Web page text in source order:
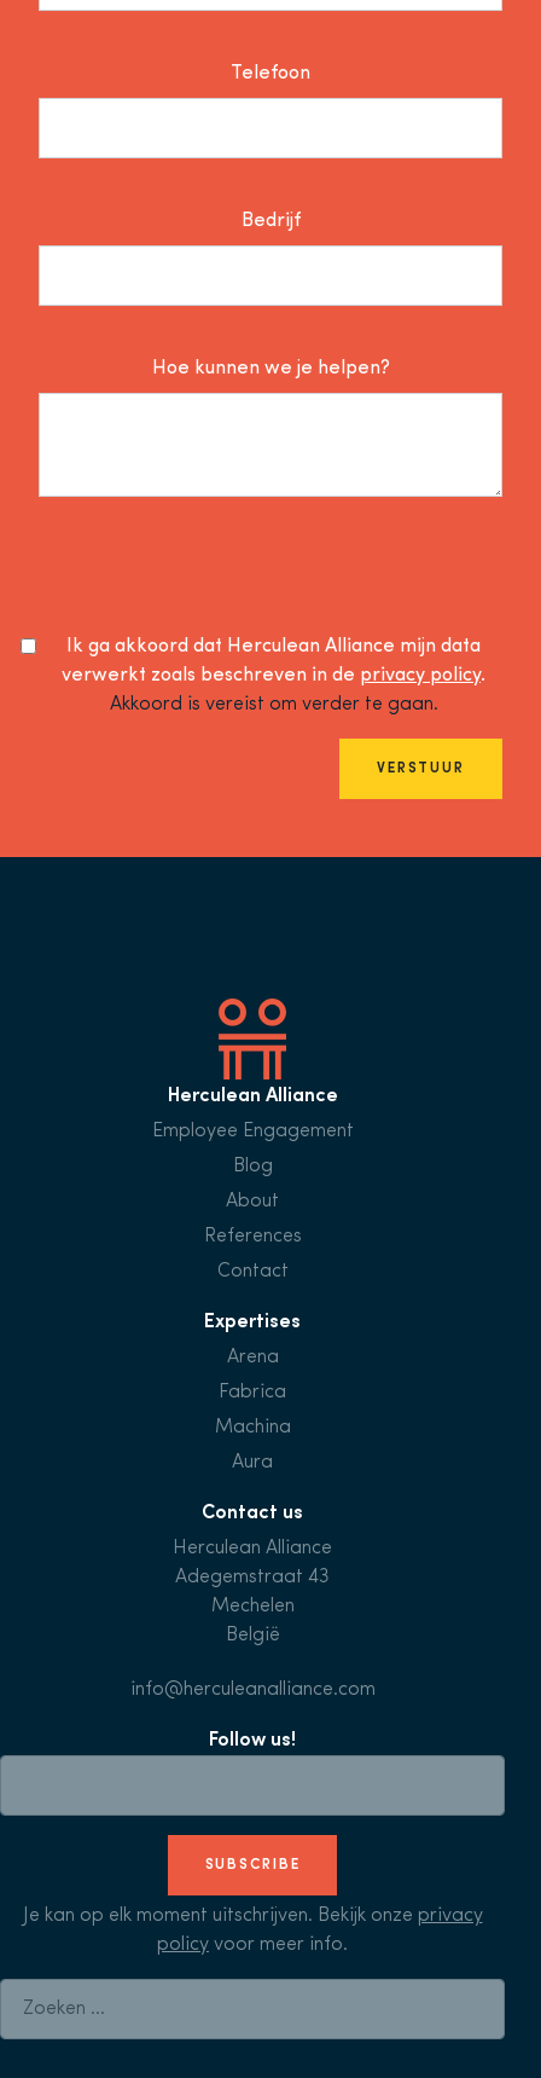
Telefoon
Bedrijf
Hoe kunnen we je helpen?
Ik ga akkoord dat Herculean Alliance mijn data
verwerkt zoals beschreven in de privacy policy.
Akkoord is vereist om verder te gaan.
VERSTUUR
Herculean Alliance
Employee Engagement
Blog
About
References
Contact
Expertises
Arena
Fabrica
Machina
Aura
Contact us
Herculean Alliance
Adegemstraat 43
Mechelen
België
info@herculeanalliance.com
Follow us!
SUBSCRIBE
Je kan op elk moment uitschrijven. Bekijk onze privacy
policy voor meer info.